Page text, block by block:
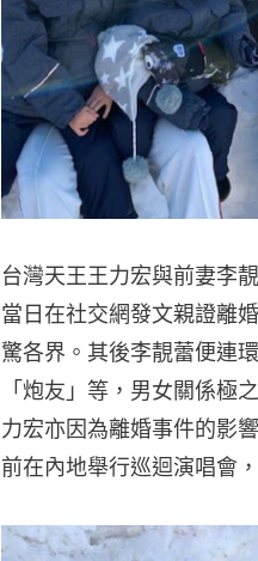
台灣天王王力宏與前妻李
當日在社交網發文親證離
驚各界。其後李靚蕾便連
「炮友」等，男女關係極
力宏亦因為離婚事件的影
前在內地舉行巡迴演唱會